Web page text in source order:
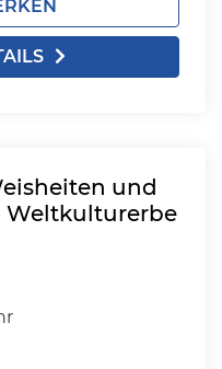
und
Weltkulturerbe